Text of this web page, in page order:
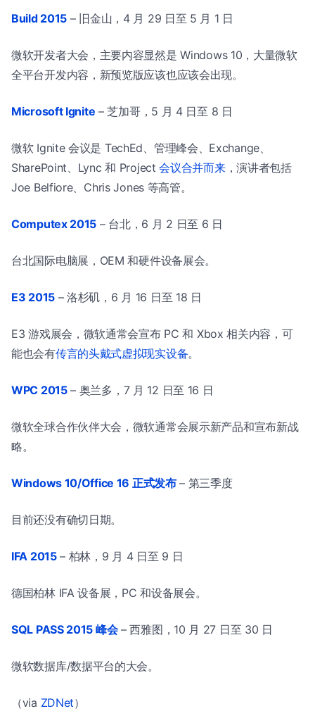
Build 2015 – 旧金山，4 月 29 日至 5 月 1 日
微软开发者大会，主要内容显然是 Windows 10，大量微软
全平台开发内容，新预览版应该也应该会出现。
Microsoft Ignite – 芝加哥，5 月 4 日至 8 日
微软 Ignite 会议是 TechEd、管理峰会、Exchange、
SharePoint、Lync 和 Project会议合并而来，演讲者包括
Joe Belfiore、Chris Jones 等高管。
Computex 2015 – 台北，6 月 2 日至 6 日
台北国际电脑展，OEM 和硬件设备展会。
E3 2015– 洛杉矶，6 月 16 日至 18 日
E3 游戏展会，微软通常会宣布 PC 和 Xbox 相关内容，可
能也会有传言的头戴式虚拟现实设备。
WPC 2015– 奥兰多，7 月 12 日至 16 日
微软全球合作伙伴大会，微软通常会展示新产品和宣布新战
略。
Windows 10/Office 16 正式发布– 第三季度
目前还没有确切日期。
IFA 2015– 柏林，9 月 4 日至 9 日
德国柏林 IFA 设备展，PC 和设备展会。
SQL PASS 2015 峰会– 西雅图，10 月 27 日至 30 日
微软数据库/数据平台的大会。
（via ZDNet）